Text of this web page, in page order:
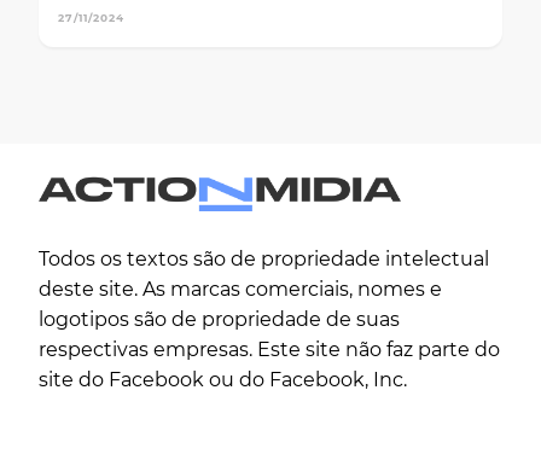
27/11/2024
Todos os textos são de propriedade intelectual
deste site. As marcas comerciais, nomes e
logotipos são de propriedade de suas
respectivas empresas. Este site não faz parte do
site do Facebook ou do Facebook, Inc.